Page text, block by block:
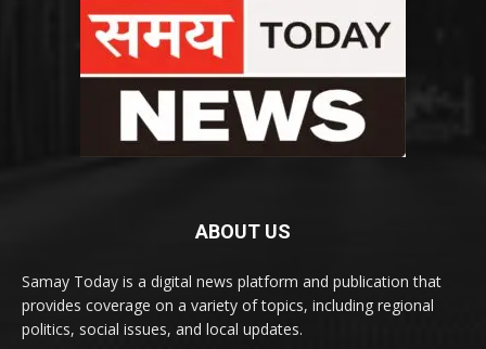
ABOUT US
Samay Today is a digital news platform and publication that
provides coverage on a variety of topics, including regional
politics, social issues, and local updates.